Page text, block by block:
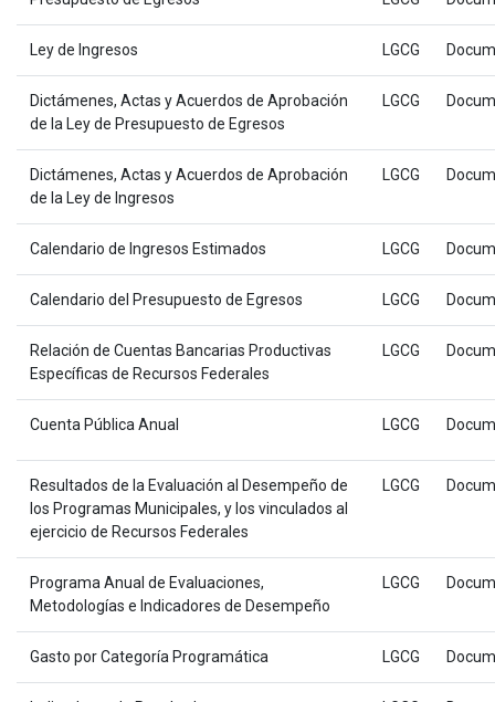
Ley de Ingresos LGCG
Dictámenes, Actas y Acuerdos de Aprobación
de la Ley de Presupuesto de Egresos
LGCG
Dictámenes, Actas y Acuerdos de Aprobación
de la Ley de Ingresos
LGCG
Calendario de Ingresos Estimados LGCG
Calendario del Presupuesto de Egresos LGCG
Relación de Cuentas Bancarias Productivas
Específicas de Recursos Federales
LGCG
Cuenta Pública Anual LGCG
Resultados de la Evaluación al Desempeño de
los Programas Municipales, y los vinculados al
ejercicio de Recursos Federales
LGCG
Programa Anual de Evaluaciones,
Metodologías e Indicadores de Desempeño
LGCG
Gasto por Categoría Programática LGCG